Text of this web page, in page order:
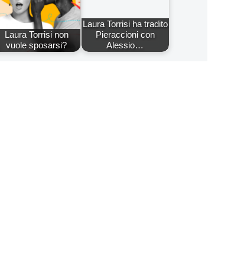
Laura Torrisi non
vuole sposarsi?
Laura Torrisi ha tradito
Pieraccioni con
Alessio…